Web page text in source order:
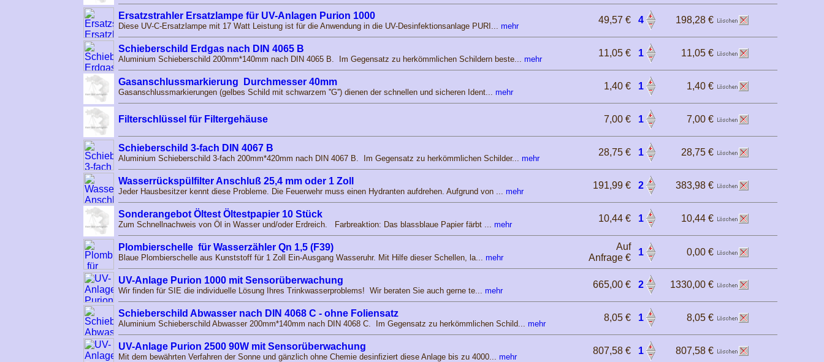
Ersatzstrahler Ersatzlampe für UV-Anlagen Purion 1000
Diese UV-C-Ersatzlampe mit 17 Watt Leistung ist für die Anwendung in die UV-Desinfektionsanlage PURI... mehr
49,57 € 4 198,28 €
Schieberschild Erdgas nach DIN 4065 B
Aluminium Schieberschild 200mm*140mm nach DIN 4065 B. Im Gegensatz zu herkömmlichen Schildern beste... mehr
11,05 € 1 11,05 €
Gasanschlussmarkierung Durchmesser 40mm
Gasanschlussmarkierungen (gelbes Schild mit schwarzem ''G'') dienen der schnellen und sicheren Ident... mehr
1,40 € 1 1,40 €
Filterschlüssel für Filtergehäuse 7,00 € 1 7,00 €
Schieberschild 3-fach DIN 4067 B
Aluminium Schieberschild 3-fach 200mm*420mm nach DIN 4067 B. Im Gegensatz zu herkömmlichen Schilder... mehr
28,75 € 1 28,75 €
Wasserrückspülfilter Anschluß 25,4 mm oder 1 Zoll
Jeder Hausbesitzer kennt diese Probleme. Die Feuerwehr muss einen Hydranten aufdrehen. Aufgrund von ... mehr
191,99 € 2 383,98 €
Sonderangebot Öltest Öltestpapier 10 Stück
Zum Schnellnachweis von Öl in Wasser und/oder Erdreich. Farbreaktion: Das blassblaue Papier färbt ... mehr
10,44 € 1 10,44 €
Plombierschelle für Wasserzähler Qn 1,5 (F39)
Blaue Plombierschelle aus Kunststoff für 1 Zoll Ein-Ausgang Wasseruhr. Mit Hilfe dieser Schellen, la... mehr
Auf
Anfrage €
1 0,00 €
UV-Anlage Purion 1000 mit Sensorüberwachung
Wir finden für SIE die individuelle Lösung Ihres Trinkwasserproblems! Wir beraten Sie auch gerne te... mehr
665,00 € 2 1330,00 €
Schieberschild Abwasser nach DIN 4068 C - ohne Foliensatz
Aluminium Schieberschild Abwasser 200mm*140mm nach DIN 4068 C. Im Gegensatz zu herkömmlichen Schild... mehr
8,05 € 1 8,05 €
UV-Anlage Purion 2500 90W mit Sensorüberwachung
Mit dem bewährten Verfahren der Sonne und gänzlich ohne Chemie desinfiziert diese Anlage bis zu 4000... mehr
807,58 € 1 807,58 €